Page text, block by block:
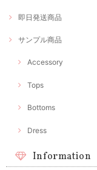
即日発送商品
サンプル商品
Accessory
Tops
Bottoms
Dress
Information